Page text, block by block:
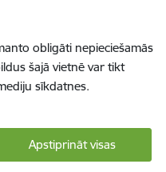
obligāti nepieciešamās
šajā vietnē var tikt
sīkdatnes.
Apstiprināt visas